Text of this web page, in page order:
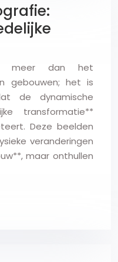
is meer dan het
gebouwen; het is
de dynamische
transformatie**
Deze beelden
veranderingen
maar onthullen